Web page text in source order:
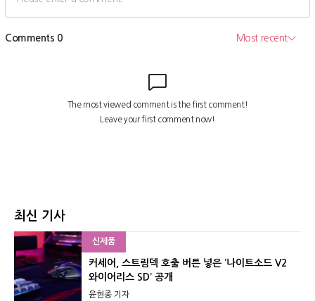
최신 기사
신제품
커세어, 스트림덱 호출 버튼 넣은 ‘나이트소드 V2
와이어리스 SD’ 공개
윤현종 기자